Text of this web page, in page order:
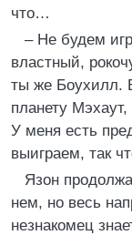
что…
– Не будем
властный,
ты же Боухилл.
планету
У меня есть
выиграем, так
Язон
нем, но весь
незнакомец